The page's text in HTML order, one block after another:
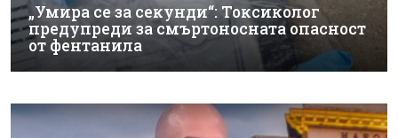
„Умира се за секунди“: Токсиколог
предупреди за смъртоносната опасност
от фентанила